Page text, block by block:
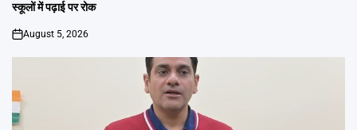
स्कूलों में पढ़ाई पर रोक
on
August 5, 2026